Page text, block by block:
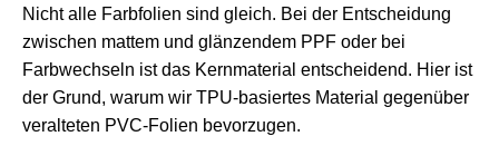
Nicht alle Farbfolien sind gleich. Bei der Entscheidung
zwischen mattem und glänzendem PPF oder bei
Farbwechseln ist das Kernmaterial entscheidend. Hier ist
der Grund, warum wir TPU-basiertes Material gegenüber
veralteten PVC-Folien bevorzugen.